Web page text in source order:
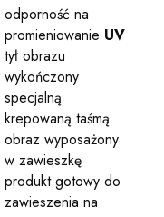
odporność na
promieniowanie UV
tył obrazu
wykończony
specjalną
krepowaną taśmą
obraz wyposażony
w zawieszkę
produkt gotowy do
zawieszenia na